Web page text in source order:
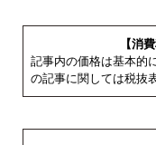
【消
記事内の価格は基本的
の記事に関しては税抜